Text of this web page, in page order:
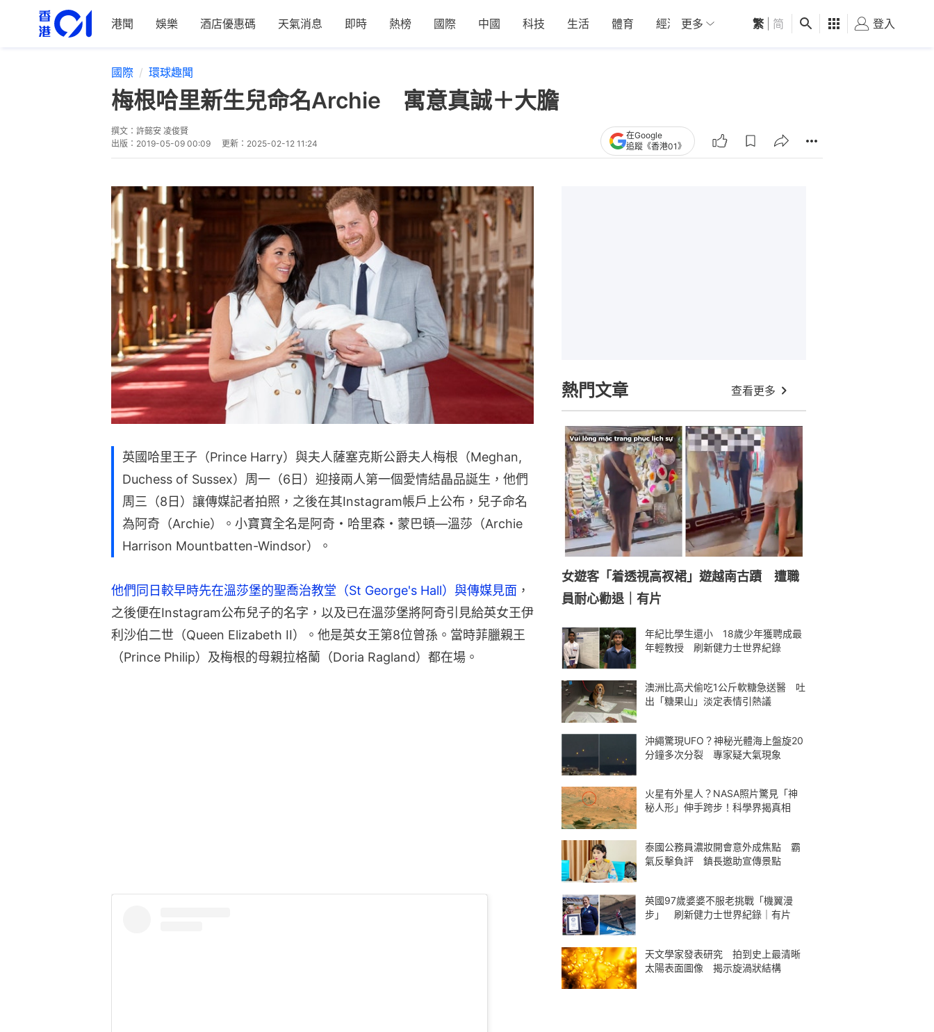
港聞 娛樂 酒店優惠碼 天氣消息 即時 熱榜 國際 中國 科技 生活 體育 經濟 01深圳 觀點 健康 好食玩飛
更多 繁 简 登入
國際 環球趣聞
梅根哈里新生兒命名Archie 寓意真誠＋大膽
撰文： 許懿安 凌俊賢
出版： 2019-05-09 00:09 更新： 2025-02-12 11:24
在Google
追蹤《香港01》
英國哈里王子（Prince Harry）與夫人薩塞克斯公爵夫人梅根（Meghan,
Duchess of Sussex）周一（6日）迎接兩人第一個愛情結晶品誕生，他們
周三（8日）讓傳媒記者拍照，之後在其Instagram帳戶上公布，兒子命名
為阿奇（Archie）。小寶寶全名是阿奇・哈里森・蒙巴頓—溫莎（Archie
Harrison Mountbatten-Windsor）。
他們同日較早時先在溫莎堡的聖喬治教堂（St George's Hall）與傳媒見面 ，
之後便在Instagram公布兒子的名字，以及已在溫莎堡將阿奇引見給英女王伊
利沙伯二世（Queen Elizabeth II）。他是英女王第8位曾孫。當時菲臘親王
（Prince Philip）及梅根的母親拉格蘭（Doria Ragland）都在場。
熱門文章 查看更多
女遊客「着透視高衩裙」遊越南古蹟 遭職
員耐心勸退｜有片
年紀比學生還小 18歲少年獲聘成最
年輕教授 刷新健力士世界紀錄
澳洲比高犬偷吃1公斤軟糖急送醫 吐
出「糖果山」淡定表情引熱議
沖繩驚現UFO？神秘光體海上盤旋20
分鐘多次分裂 專家疑大氣現象
火星有外星人？NASA照片驚見「神
秘人形」伸手跨步！科學界揭真相
泰國公務員濃妝開會意外成焦點 霸
氣反擊負評 鎮長邀助宣傳景點
英國97歲婆婆不服老挑戰「機翼漫
步」 刷新健力士世界紀錄｜有片
天文學家發表研究 拍到史上最清晰
太陽表面圖像 揭示旋渦狀結構